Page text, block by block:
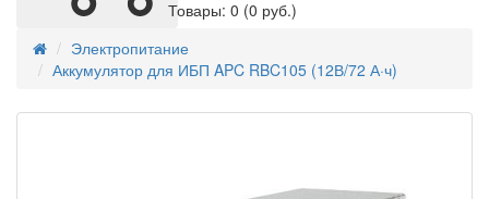
Товары: 0 (0 руб.)
Электропитание
Аккумулятор для ИБП APC RBC105 (12В/72 А·ч)